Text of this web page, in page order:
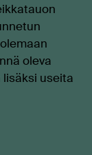
oleva
useita